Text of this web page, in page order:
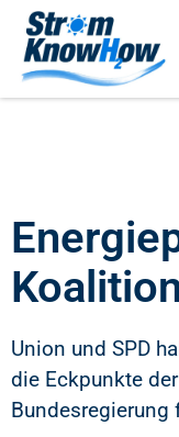
Union und SPD
die Eckpunkte
Bundesregierung